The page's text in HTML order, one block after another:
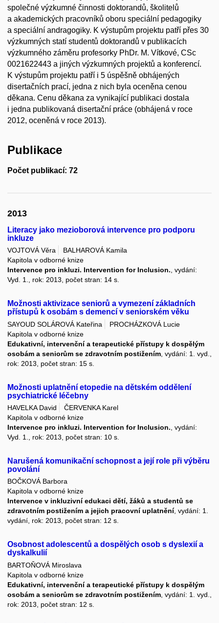
společné výzkumné činnosti doktorandů, školitelů
a akademických pracovníků oboru speciální pedagogiky
a speciální andragogiky. K výstupům projektu patří přes 30
výzkumných statí studentů doktorandů v publikacích
výzkumného záměru profesorky PhDr. M. Vítkové, CSc
0021622443 a jiných výzkumných projektů a konferencí.
K výstupům projektu patří i 5 úspěšně obhájených
disertačních prací, jedna z nich byla oceněna cenou
děkana. Cenu děkana za vynikající publikaci dostala
i jedna publikovaná disertační práce (obhájená v roce
2012, oceněná v roce 2013).
Publikace
Počet publikací: 72
2013
Literacy jako mezioborová intervence pro podporu
inkluze
VOJTOVÁ Věra
BALHAROVÁ Kamila
Kapitola v odborné knize
Intervence pro inkluzi. Intervention for Inclusion., vydání:
Vyd. 1., rok: 2013, počet stran: 14 s.
Možnosti aktivizace seniorů a vymezení základních
přístupů k osobám s demencí v seniorském věku
SAYOUD SOLÁROVÁ Kateřina
PROCHÁZKOVÁ Lucie
Kapitola v odborné knize
Edukativní, intervenční a terapeutické přístupy k dospělým
osobám a seniorům se zdravotním postižením , vydání: 1. vyd.,
rok: 2013, počet stran: 15 s.
Možnosti uplatnění etopedie na dětském oddělení
psychiatrické léčebny
HAVELKA David
ČERVENKA Karel
Kapitola v odborné knize
Intervence pro inkluzi. Intervention for Inclusion. , vydání:
Vyd. 1., rok: 2013, počet stran: 10 s.
Narušená komunikační schopnost a její role při výběru
povolání
BOČKOVÁ Barbora
Kapitola v odborné knize
Intervence v inkluzivní edukaci dětí, žáků a studentů se
zdravotním postižením a jejich pracovní uplatnění, vydání: 1.
vydání, rok: 2013, počet stran: 12 s.
Osobnost adolescentů a dospělých osob s dyslexií a
dyskalkulií
BARTOŇOVÁ Miroslava
Kapitola v odborné knize
Edukativní, intervenční a terapeutické přístupy k dospělým
osobám a seniorům se zdravotním postižením , vydání: 1. vyd.,
rok: 2013, počet stran: 12 s.